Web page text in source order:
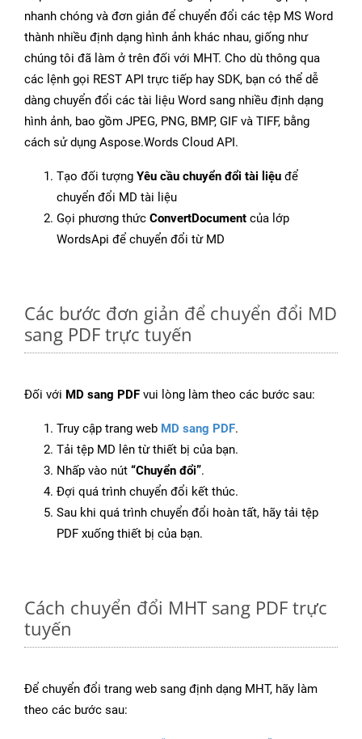
nhanh chóng và đơn giản để chuyển đổi các tệp MS Word
thành nhiều định dạng hình ảnh khác nhau, giống như
chúng tôi đã làm ở trên đối với MHT. Cho dù thông qua
các lệnh gọi REST API trực tiếp hay SDK, bạn có thể dễ
dàng chuyển đổi các tài liệu Word sang nhiều định dạng
hình ảnh, bao gồm JPEG, PNG, BMP, GIF và TIFF, bằng
cách sử dụng Aspose.Words Cloud API.
Tạo đối tượng Yêu cầu chuyển đổi tài liệu để
chuyển đổi MD tài liệu
Gọi phương thức ConvertDocument của lớp
WordsApi để chuyển đổi từ MD
Các bước đơn giản để chuyển đổi MD
sang PDF trực tuyến
Đối với MD sang PDF vui lòng làm theo các bước sau:
Truy cập trang web MD sang PDF.
Tải tệp MD lên từ thiết bị của bạn.
Nhấp vào nút “Chuyển đổi”.
Đợi quá trình chuyển đổi kết thúc.
Sau khi quá trình chuyển đổi hoàn tất, hãy tải tệp
PDF xuống thiết bị của bạn.
Cách chuyển đổi MHT sang PDF trực
tuyến
Để chuyển đổi trang web sang định dạng MHT, hãy làm
theo các bước sau: